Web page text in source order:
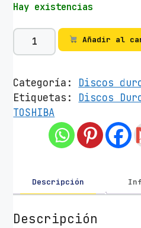
Hay existencias
D
i
c
o
D
t
e
Añadir al
Categoría: Discos
Etiquetas: Discos
TOSHIBA
Descripción
Descripción